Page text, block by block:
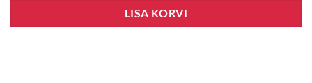
LISA KORVI